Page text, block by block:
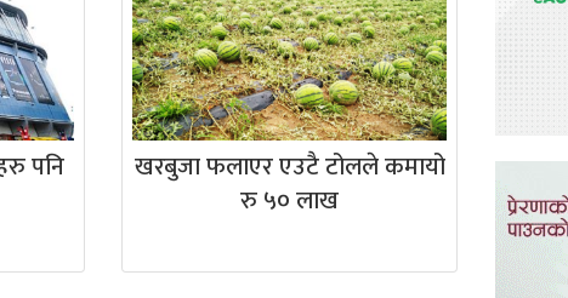
पनि
खरबुजा फलाएर एउटै टोलले कमायो
रु ५० लाख